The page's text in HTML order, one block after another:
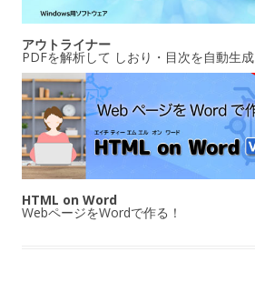
アウトライナー
PDFを解析して しおり・目次を自動生成
HTML on Word
WebページをWordで作る！